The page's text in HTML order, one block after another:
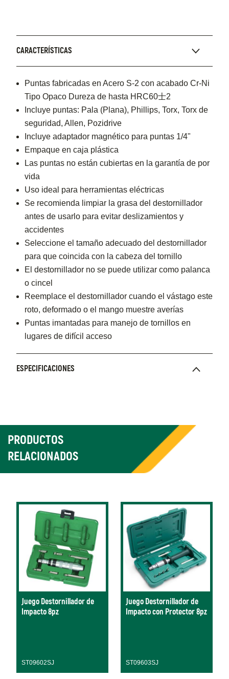
CARACTERÍSTICAS
Puntas fabricadas en Acero S-2 con acabado Cr-Ni
Tipo Opaco Dureza de hasta HRC60士2
Incluye puntas: Pala (Plana), Phillips, Torx, Torx de
seguridad, Allen, Pozidrive
Incluye adaptador magnético para puntas 1/4"
Empaque en caja plástica
Las puntas no están cubiertas en la garantía de por
vida
Uso ideal para herramientas eléctricas
Se recomienda limpiar la grasa del destornillador
antes de usarlo para evitar deslizamientos y
accidentes
Seleccione el tamaño adecuado del destornillador
para que coincida con la cabeza del tornillo
El destornillador no se puede utilizar como palanca
o cincel
Reemplace el destornillador cuando el vástago este
roto, deformado o el mango muestre averías
Puntas imantadas para manejo de tornillos en
lugares de difícil acceso
ESPECIFICACIONES
PRODUCTOS
RELACIONADOS
Juego Destornillador de
Impacto 8pz
ST09602SJ
Juego Destornillador de
Impacto con Protector 8pz
ST09603SJ